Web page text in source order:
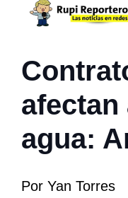
afectan
agua:
Por Yan Torres